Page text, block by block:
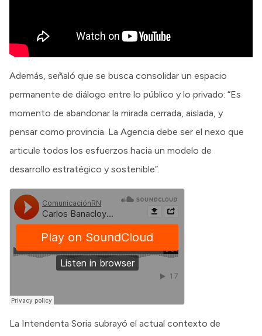
Además, señaló que se busca consolidar un espacio
permanente de diálogo entre lo público y lo privado: “Es
momento de abandonar la mirada cerrada, aislada, y
pensar como provincia. La Agencia debe ser el nexo que
articule todos los esfuerzos hacia un modelo de
desarrollo estratégico y sostenible”.
La Intendenta Soria subrayó el actual contexto de